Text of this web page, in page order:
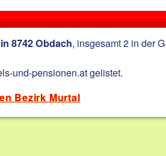
8742 Obdach, insgesamt 2 in der
und-pensionen.at gelistet.
Bezirk Murtal